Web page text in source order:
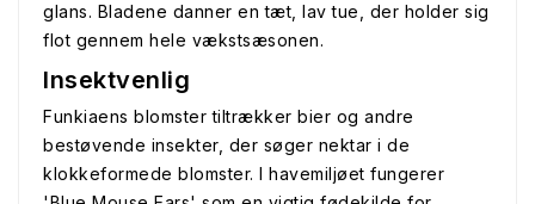
glans. Bladene danner en tæt, lav tue, der holder sig
flot gennem hele vækstsæsonen.
Insektvenlig
Funkiaens blomster tiltrækker bier og andre
bestøvende insekter, der søger nektar i de
klokkeformede blomster. I havemiljøet fungerer